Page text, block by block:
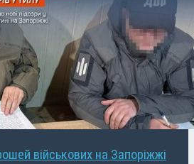
військових на Запоріжжі